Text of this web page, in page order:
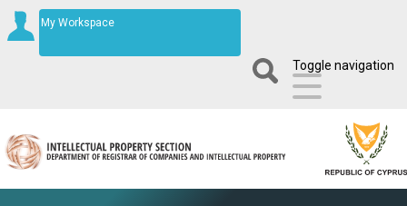
My Workspace
Toggle navigation